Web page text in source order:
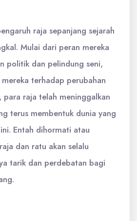
raja sepanjang sejarah
Mulai dari peran mereka
politik dan pelindung seni,
terhadap perubahan
raja telah meninggalkan
terus membentuk dunia yang
Entah dihormati atau
dan ratu akan selalu
tarik dan perdebatan bagi